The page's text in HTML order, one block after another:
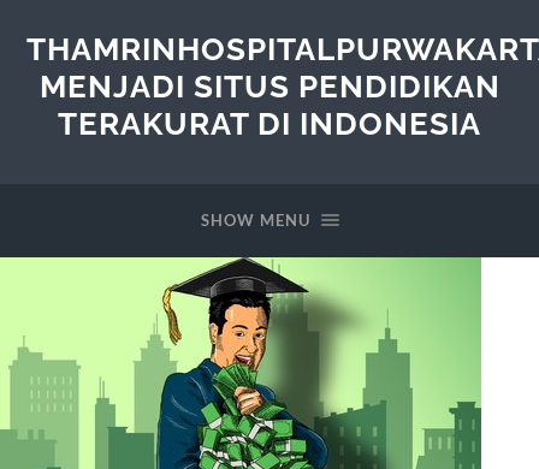
MENJADI SITUS PENDIDIKAN
TERAKURAT DI INDONESIA
SHOW MENU